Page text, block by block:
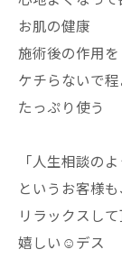
お肌の健康
施術後の作用
ケチらないで
たっぷり使う
「人生相談の
というお客様も
リラックスし
嬉しい☺️デス